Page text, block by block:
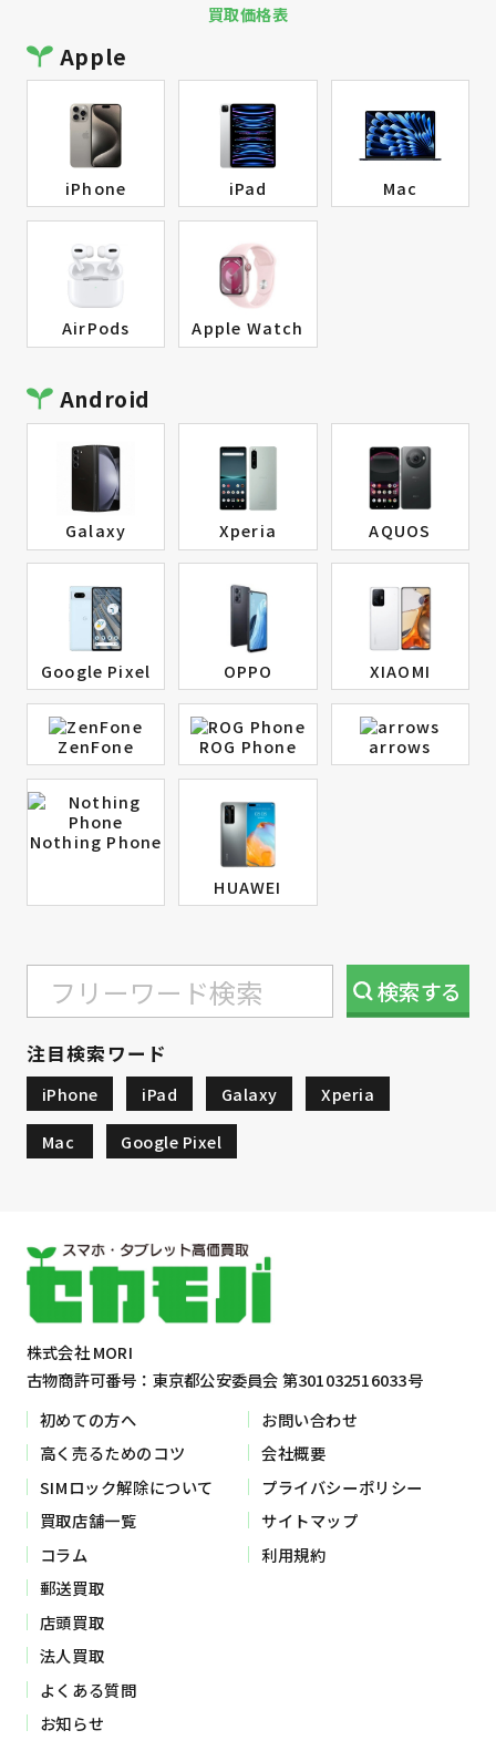
買取価格表
Apple
iPhone iPad Mac
AirPods Apple Watch
Android
Galaxy Xperia AQUOS
Google Pixel OPPO XIAOMI
ZenFone ROG Phone arrows
Nothing Phone
HUAWEI
検索する
注目検索ワード
iPhone iPad Galaxy Xperia
Mac Google Pixel
株式会社 MORI
古物商許可番号：東京都公安委員会 第301032516033号
初めての方へ
高く売るためのコツ
SIMロック解除について
買取店舗一覧
コラム
郵送買取
店頭買取
法人買取
よくある質問
お知らせ
お問い合わせ
会社概要
プライバシーポリシー
サイトマップ
利用規約